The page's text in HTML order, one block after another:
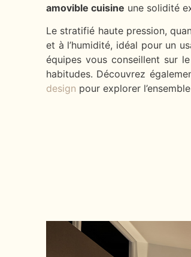
amovible cuisine une solidité
Le stratifié haute pression,
et à l’humidité, idéal pour un
équipes vous conseillent sur
habitudes. Découvrez
design pour explorer